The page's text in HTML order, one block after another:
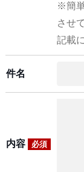
※簡
させ
記載
件名
内容 必須